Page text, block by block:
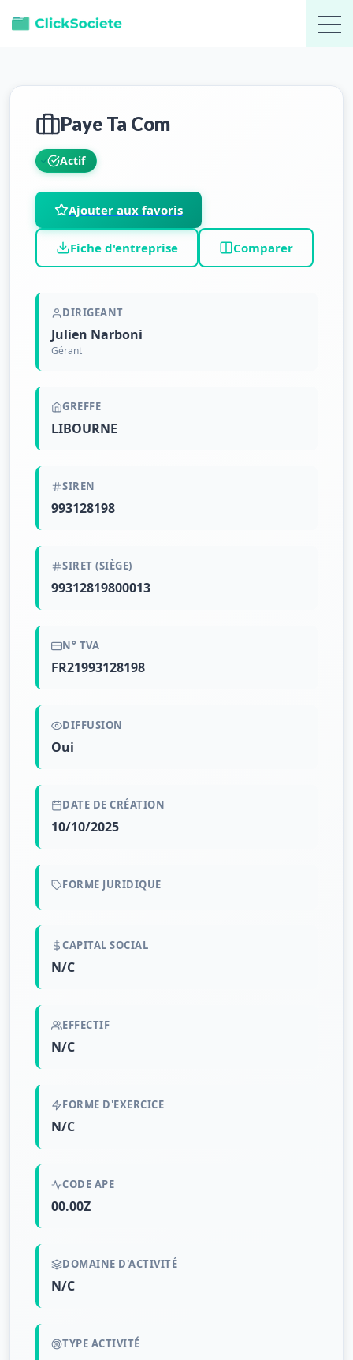
Paye Ta Com
Actif
Ajouter aux favoris
Fiche d'entreprise Comparer
DIRIGEANT
Julien Narboni
Gérant
GREFFE
LIBOURNE
SIREN
993128198
SIRET (SIÈGE)
99312819800013
N° TVA
FR21993128198
DIFFUSION
Oui
DATE DE CRÉATION
10/10/2025
FORME JURIDIQUE
CAPITAL SOCIAL
N/C
EFFECTIF
N/C
FORME D'EXERCICE
N/C
CODE APE
00.00Z
DOMAINE D'ACTIVITÉ
N/C
TYPE ACTIVITÉ